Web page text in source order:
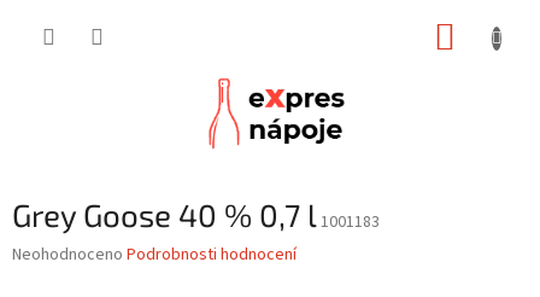
Grey Goose 40 % 0,7 l1001183
Průměrné
Neohodnoceno Podrobnosti hodnocení